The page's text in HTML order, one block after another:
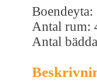
Boendeyta:
Antal rum:
Antal